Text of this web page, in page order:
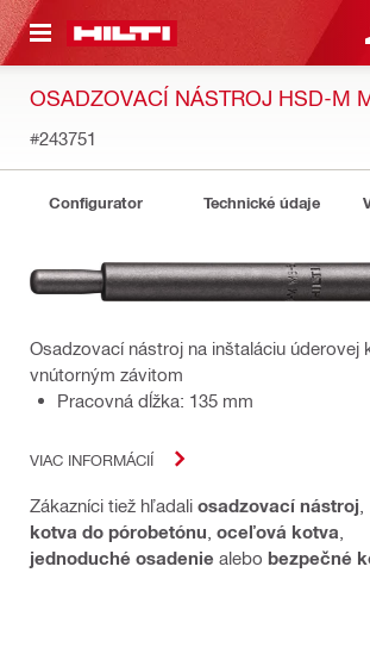
HLAVNÝ OBSAH
OSADZOVACÍ NÁSTROJ HSD-M
#243751
Configurator Technické údaje
Osadzovací nástroj na inštaláciu úderovej
vnútorným závitom
Pracovná dĺžka: 135 mm
VIAC INFORMÁCIÍ
Zákazníci tiež hľadali osadzovací nástroj
kotva do pórobetónu oceľová kotva
jednoduché osadenie alebo bezpečné